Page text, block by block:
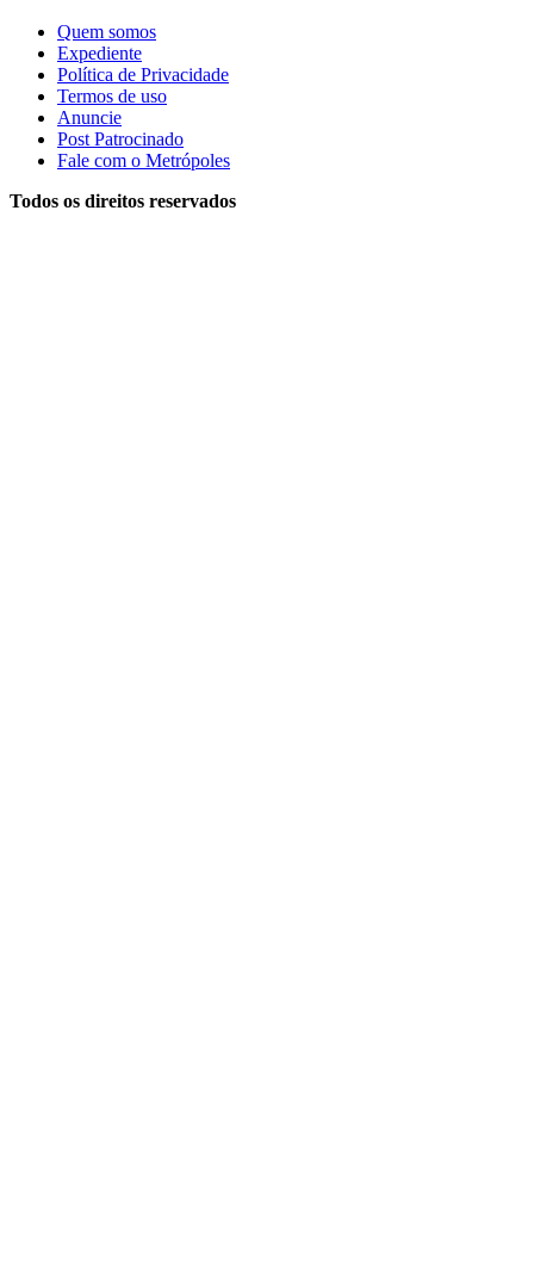
Quem somos
Expediente
Política de Privacidade
Termos de uso
Anuncie
Post Patrocinado
Fale com o Metrópoles
Todos os direitos reservados